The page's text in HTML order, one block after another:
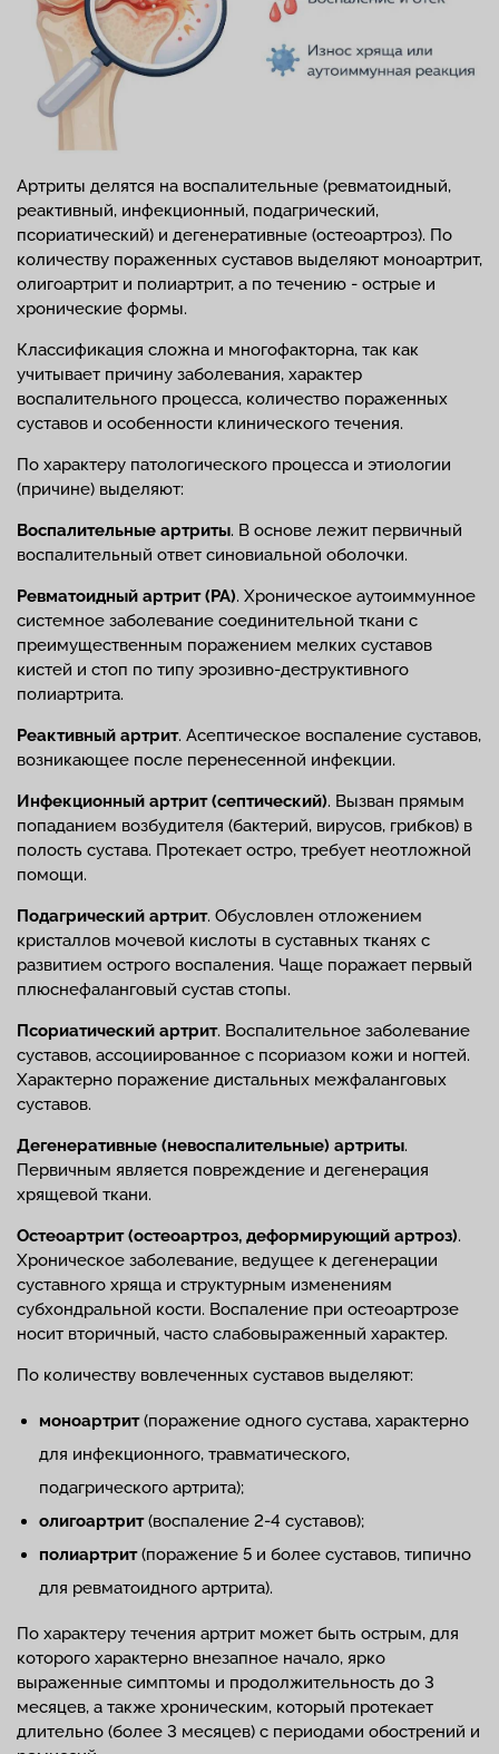
Артриты делятся на воспалительные (ревматоидный,
реактивный, инфекционный, подагрический,
псориатический) и дегенеративные (остеоартроз). По
количеству пораженных суставов выделяют моноартрит,
олигоартрит и полиартрит, а по течению - острые и
хронические формы.
Классификация сложна и многофакторна, так как
учитывает причину заболевания, характер
воспалительного процесса, количество пораженных
суставов и особенности клинического течения.
По характеру патологического процесса и этиологии
(причине) выделяют:
Воспалительные артриты. В основе лежит первичный
воспалительный ответ синовиальной оболочки.
Ревматоидный артрит (РА). Хроническое аутоиммунное
системное заболевание соединительной ткани с
преимущественным поражением мелких суставов
кистей и стоп по типу эрозивно-деструктивного
полиартрита.
Реактивный артрит. Асептическое воспаление суставов,
возникающее после перенесенной инфекции.
Инфекционный артрит (септический). Вызван прямым
попаданием возбудителя (бактерий, вирусов, грибков) в
полость сустава. Протекает остро, требует неотложной
помощи.
Подагрический артрит. Обусловлен отложением
кристаллов мочевой кислоты в суставных тканях с
развитием острого воспаления. Чаще поражает первый
плюснефаланговый сустав стопы.
Псориатический артрит. Воспалительное заболевание
суставов, ассоциированное с псориазом кожи и ногтей.
Характерно поражение дистальных межфаланговых
суставов.
Дегенеративные (невоспалительные) артриты.
Первичным является повреждение и дегенерация
хрящевой ткани.
Остеоартрит (остеоартроз, деформирующий артроз).
Хроническое заболевание, ведущее к дегенерации
суставного хряща и структурным изменениям
субхондральной кости. Воспаление при остеоартрозе
носит вторичный, часто слабовыраженный характер.
По количеству вовлеченных суставов выделяют:
моноартрит(поражение одного сустава, характерно
для инфекционного, травматического,
подагрического артрита);
олигоартрит(воспаление 2-4 суставов);
полиартрит(поражение 5 и более суставов, типично
для ревматоидного артрита).
По характеру течения артрит может быть острым, для
которого характерно внезапное начало, ярко
выраженные симптомы и продолжительность до 3
месяцев, а также хроническим, который протекает
длительно (более 3 месяцев) с периодами обострений и